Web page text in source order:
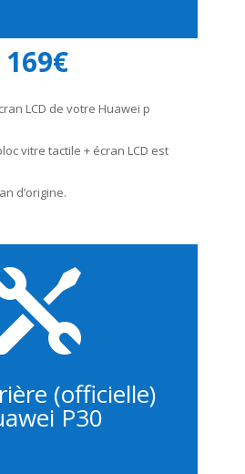
169€
LCD de votre Huawei p
vitre tactile + écran LCD est
d’origine.
(officielle)
P30